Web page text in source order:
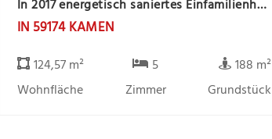
In 2017 energetisch saniertes Einfamilienhaus in zentrale Stadtlage
IN 59174 KAMEN
124,57 m²
Wohnfläche
5
Zimmer
188 m²
Grundstück